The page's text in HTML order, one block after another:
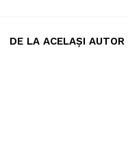
DE LA ACELAȘI AUTOR